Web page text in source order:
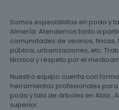
Somos especialistas en poda y
Almería. Atendemos tanto a
comunidades de vecinos,
pública, urbanizaciones, etc.
técnica y respeto por el
Nuestro equipo cuenta con
herramientas profesionales
poda y tala de árboles en Abla ,
superior.